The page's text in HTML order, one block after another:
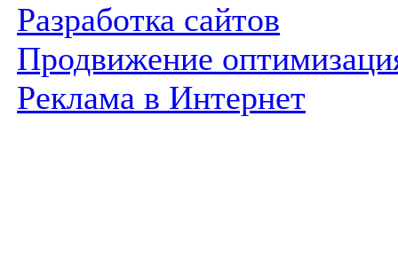
Разработка сайтов
Продвижение
Реклама в Интернет